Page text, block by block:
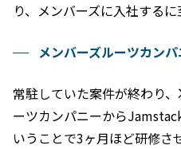
り、メンバーズに入社するに
メンバーズルーツカン
常駐していた案件が終わり
ーツカンパニーから
いうことで3ヶ月ほど研修さ